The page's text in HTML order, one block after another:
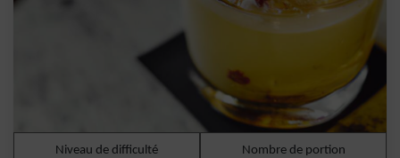
Niveau de difficulté
Nombre de portion